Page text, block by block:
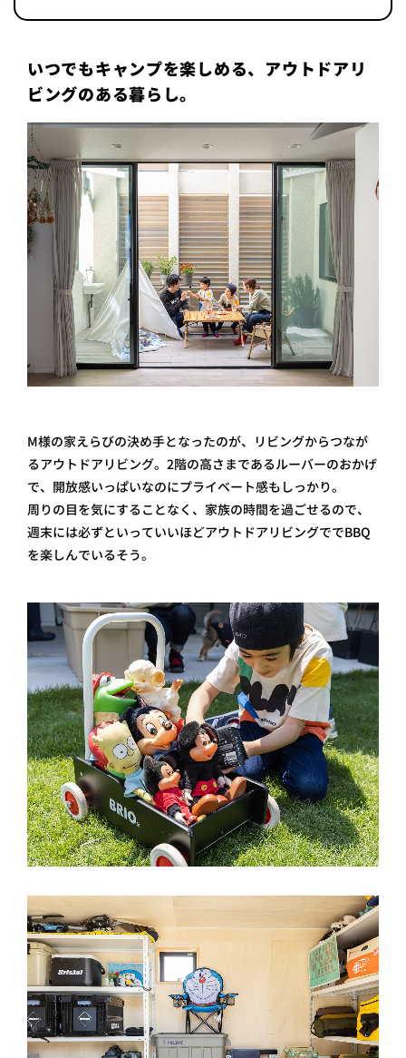
いつでもキャンプを楽しめる、アウトドアリ
ビングのある暮らし。
M様の家えらびの決め手となったのが、リビングからつなが
るアウトドアリビング。2階の高さまであるルーバーのおかげ
で、開放感いっぱいなのにプライベート感もしっかり。
周りの目を気にすることなく、家族の時間を過ごせるので、
週末には必ずといっていいほどアウトドアリビングででBBQ
を楽しんでいるそう。